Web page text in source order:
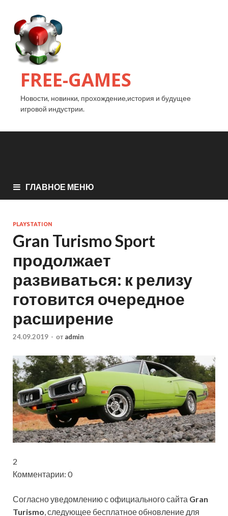
FREE-GAMES
Новости, новинки, прохождение,история и будущее
игровой индустрии.
ГЛАВНОЕ МЕНЮ
PLAYSTATION
Gran Turismo Sport
продолжает
развиваться: к релизу
готовится очередное
расширение
24.09.2019 - от admin
2
Комментарии: 0
Согласно уведомлению с официального сайта Gran
Turismo , следующее бесплатное обновление для